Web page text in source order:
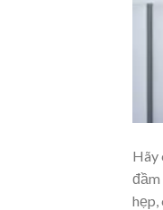
Hãy
đầm
hẹp,